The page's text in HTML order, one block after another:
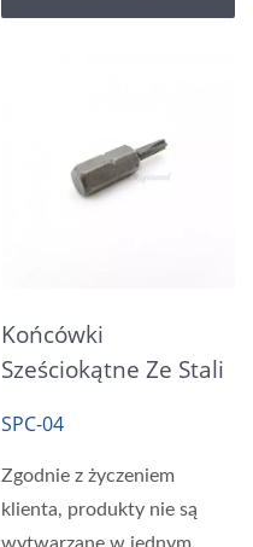
Końcówki
Sześciokątne Ze Stali
SPC-04
Zgodnie z życzeniem
klienta, produkty nie są